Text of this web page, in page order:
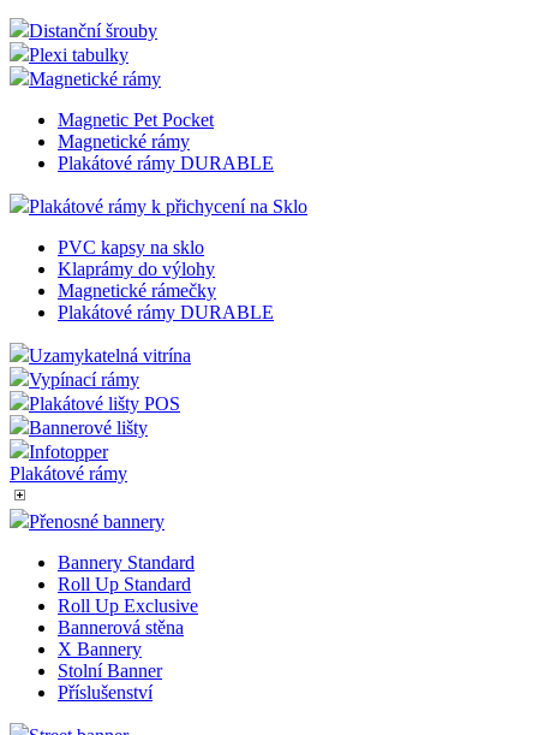
Distanční šrouby
Plexi tabulky
Magnetické rámy
Magnetic Pet Pocket
Magnetické rámy
Plakátové rámy DURABLE
Plakátové rámy k přichycení na Sklo
PVC kapsy na sklo
Klaprámy do výlohy
Magnetické rámečky
Plakátové rámy DURABLE
Uzamykatelná vitrína
Vypínací rámy
Plakátové lišty POS
Bannerové lišty
Infotopper
Plakátové rámy
Přenosné bannery
Bannery Standard
Roll Up Standard
Roll Up Exclusive
Bannerová stěna
X Bannery
Stolní Banner
Příslušenství